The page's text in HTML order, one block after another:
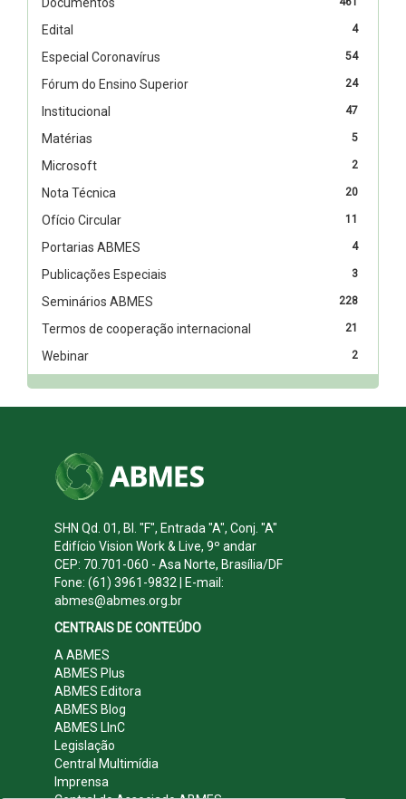
4
Edital
54
Especial Coronavírus
24
Fórum do Ensino Superior
47
Institucional
5
Matérias
2
Microsoft
20
Nota Técnica
11
Ofício Circular
4
Portarias ABMES
3
Publicações Especiais
228
Seminários ABMES
21
Termos de cooperação internacional
2
Webinar
SHN Qd. 01, Bl. "F", Entrada "A", Conj. "A"
Edifício Vision Work & Live, 9º andar
CEP: 70.701-060 - Asa Norte, Brasília/DF
Fone: (61) 3961-9832 | E-mail:
abmes@abmes.org.br
CENTRAIS DE CONTEÚDO
A ABMES
ABMES Plus
ABMES Editora
ABMES Blog
ABMES LInC
Legislação
Central Multimídia
Imprensa